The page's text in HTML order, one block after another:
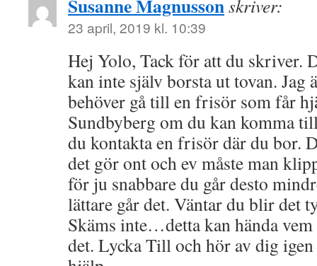
Susanne Magnussonskriver:
23 april, 2019 kl. 10:39
Hej Yolo, Tack för att du skriver.
kan inte själv borsta ut tovan. Jag
behöver gå till en frisör som får
Sundbyberg om du kan komma
du kontakta en frisör där du bor.
det gör ont och ev måste man
för ju snabbare du går desto
lättare går det. Väntar du blir det
Skäms inte…detta kan hända
det. Lycka Till och hör av dig